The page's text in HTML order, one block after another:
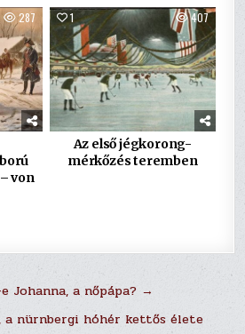
287
von
1 407
Az első jégkorong-
mérkőzés teremben
Johanna, a nőpápa? →
a nürnbergi hóhér kettős élete